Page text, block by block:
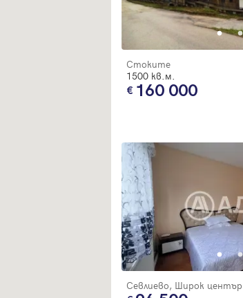
Стоките
1500 кв.м.
160 000
Севлиево, Широк център